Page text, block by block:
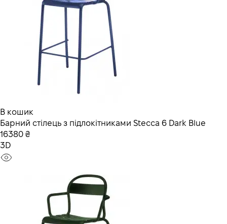
В кошик
Барний стілець з підлокітниками Stecca 6 Dark Blue
16380 ₴
3D